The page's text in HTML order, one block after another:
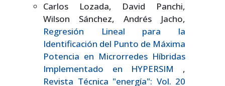
Carlos Lozada, David Panchi,
Wilson Sánchez, Andrés Jacho,
Regresión Lineal para la
Identificación del Punto de Máxima
Potencia en Microrredes Híbridas
Implementado en HYPERSIM ,
Revista Técnica "energía": Vol. 20